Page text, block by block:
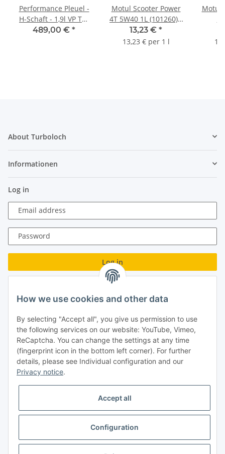
Performance Pleuel -
H-Schaft - 1,9l VP TDI
L:144mm D:50,6mm
489,00 € *
Motul Scooter Power
4T 5W40 1L (101260) -
teilsynthetisches 4-
Takt Hochleistungsöl
13,23 € *
13,23 € per 1 l
Motul
About Turboloch
Informationen
Log in
Email address
Password
Log in
New to our online shop?Register now!
Turboloch GmbH
Almenweg 27
67256 Weisenheim am Sand
Impressum
* All prices incl. VAT, plusshipping fees
How we use cookies and other data
By selecting "Accept all", you give us permission to use
the following services on our website: YouTube, Vimeo,
ReCaptcha. You can change the settings at any time
(fingerprint icon in the bottom left corner). For further
details, please see Individual configuration and our
Privacy notice.
Accept all
Configuration